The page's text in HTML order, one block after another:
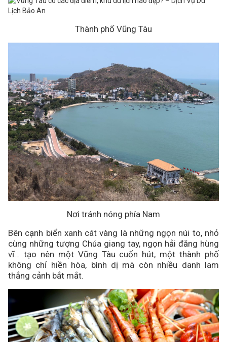
Thành phố Vũng Tàu
Nơi tránh nóng phía Nam
Bên cạnh biển xanh cát vàng là những ngọn núi to, nhỏ
cùng những tượng Chúa giang tay, ngọn hải đăng hùng
vĩ… tạo nên một Vũng Tàu cuốn hút, một thành phố
không chỉ hiền hòa, bình dị mà còn nhiều danh lam
thắng cảnh bắt mắt.